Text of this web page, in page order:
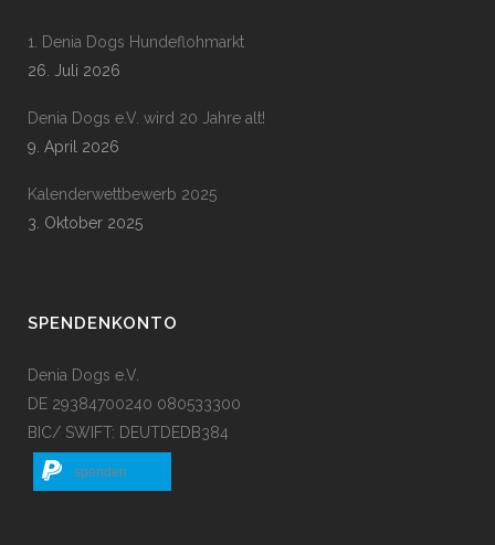
1. Denia Dogs Hundeflohmarkt
26. Juli 2026
Denia Dogs e.V. wird 20 Jahre alt!
9. April 2026
Kalenderwettbewerb 2025
3. Oktober 2025
SPENDENKONTO
Denia Dogs e.V.
DE 29384700240 080533300
BIC/ SWIFT: DEUTDEDB384
spenden